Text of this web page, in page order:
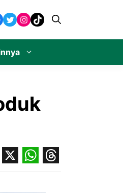
Twitter
Instagram
TikTok